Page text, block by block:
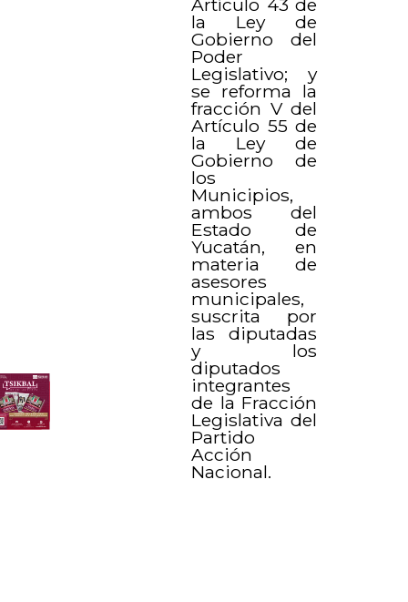
la Ley de
Gobierno del
Poder
Legislativo; y
se reforma la
fracción V del
Artículo 55 de
la Ley de
Gobierno de
los
Municipios,
ambos del
Estado de
Yucatán, en
materia de
asesores
municipales,
suscrita por
las diputadas
y los
diputados
integrantes
de la Fracción
Legislativa del
Partido
Acción
Nacional.